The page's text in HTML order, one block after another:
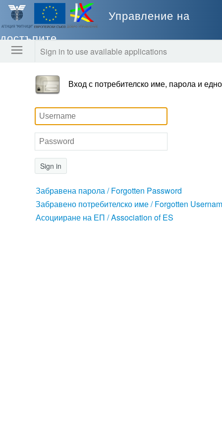
Управление на
достъпите
Sign in to use available applications
Вход с потребителско име, парола и
Sign in
Забравена парола / Forgotten Password
Забравено потребителско име / Forgotten
Асоцииране на ЕП / Association of ES